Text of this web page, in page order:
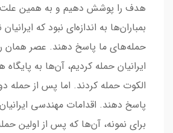
هدف را پوشش دهیم و به همین علت
بمباران‌ها به اندازه‌ای نبود که ایرانیان
حمله‌های ما پاسخ دهند. عصر همان
ایرانیان حمله کردیم، آن‌ها به پایگاه
الکوت حمله کردند. اما پس از حمله
پاسخ دهند. اقدامات مهندسی
برای نمونه، آن‌ها که پس از اولین